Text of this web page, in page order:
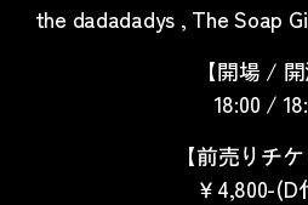
the dadadadys , The Soap
【開場 / 開
18:00 /
【前売りチケ
￥4,800-(D